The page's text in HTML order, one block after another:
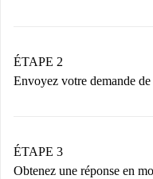
Vous disposez à
nécessaires.
ÉTAPE 2
Envoyez votre demande
Nous ne vous
n’aura pas accepté.
ÉTAPE 3
Obtenez une réponse en